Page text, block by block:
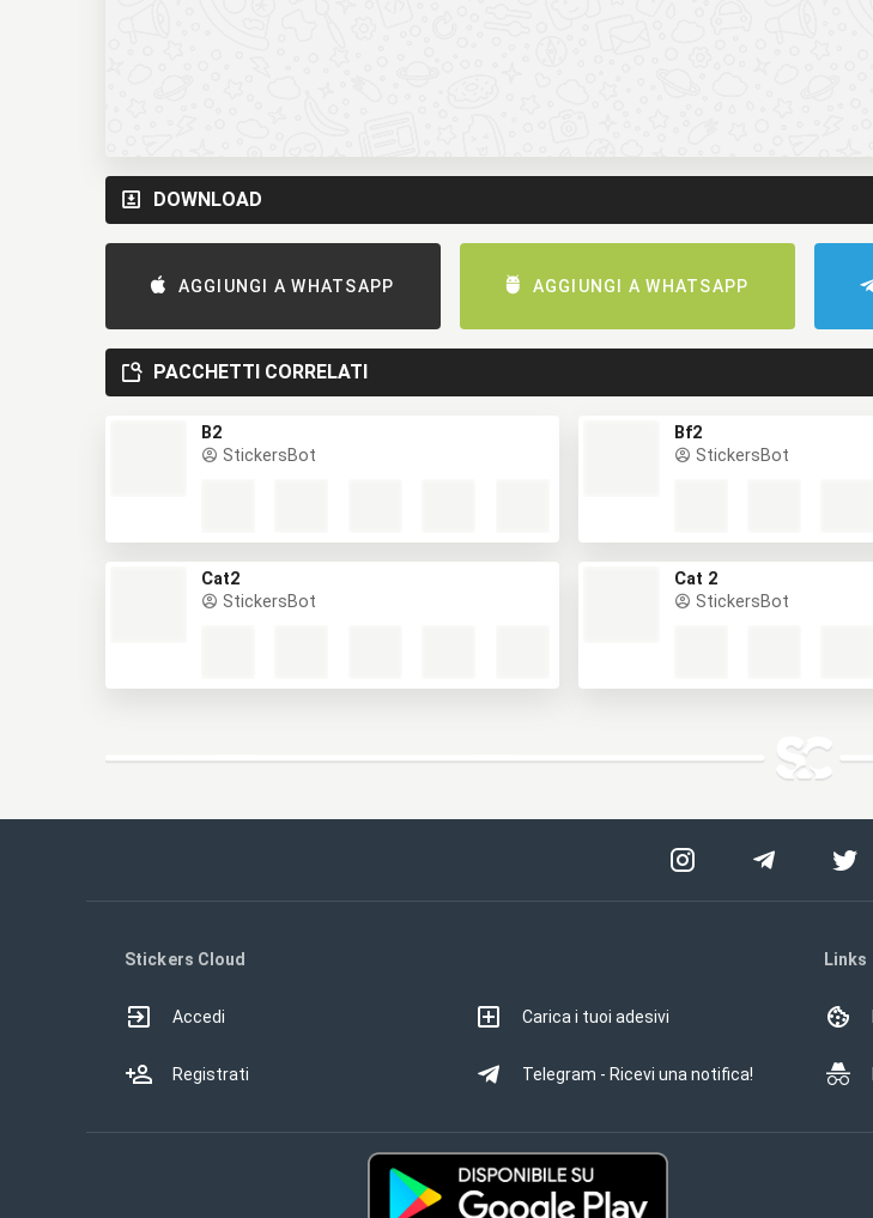
DOWNLOAD
AGGIUNGI A WHATSAPP AGGIUNGI A WHATSAPP
PACCHETTI CORRELATI
B2
StickersBot
Bf2
StickersBot
Cat2
StickersBot
Cat 2
StickersBot
Stickers Cloud
Accedi
Registrati
Carica i tuoi adesivi
Telegram - Ricevi una notifica!
Links